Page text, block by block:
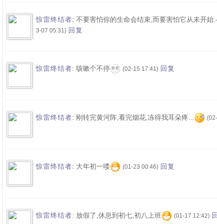
惊雷终结者: 不要害怕你的生命会结束,而要害怕它从未开
3-07 05:31) 回复
惊雷终结者: 咳嗽个不停 (02-15 17:41) 回复
惊雷终结者: 刚转完黄河阵,看完烟花,冻得我耳朵疼...
惊雷终结者: 大年初一喽 (01-23 00:46) 回复
惊雷终结者: 放假了,休息到初七,初八上班 (01-17 12:42)